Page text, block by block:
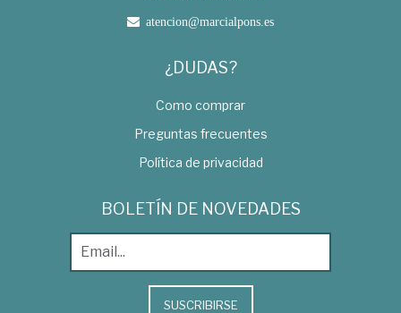
atencion@marcialpons.es
¿DUDAS?
Como comprar
Preguntas frecuentes
Política de privacidad
BOLETÍN DE NOVEDADES
SUSCRIBIRSE